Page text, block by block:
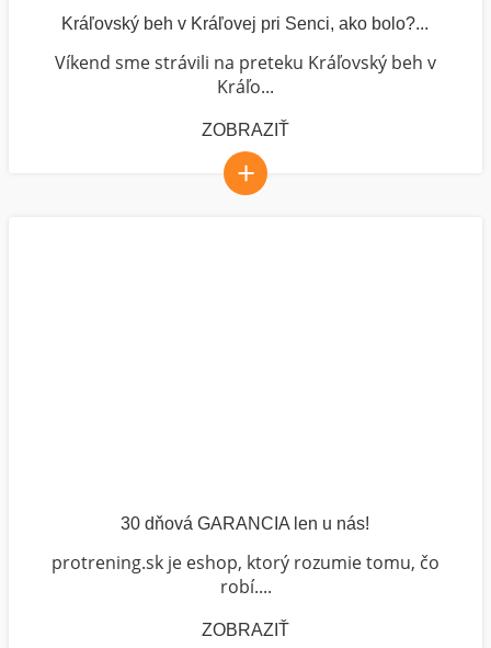
Kráľovský beh v Kráľovej pri Senci, ako bolo?...
Víkend sme strávili na preteku Kráľovský beh v
Kráľo...
ZOBRAZIŤ
+
30 dňová GARANCIA len u nás!
protrening.sk je eshop, ktorý rozumie tomu, čo
robí....
ZOBRAZIŤ